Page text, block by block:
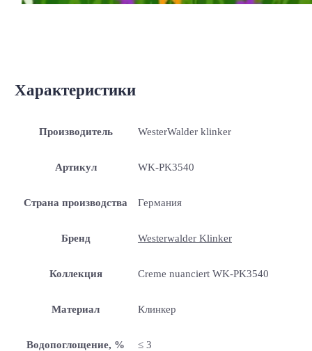
Характеристики
Производитель WesterWalder klinker
Артикул WK-PK3540
Страна производства Германия
Бренд Westerwalder Klinker
Коллекция Creme nuanciert WK-PK3540
Материал Клинкер
Водопоглощение, % ≤ 3